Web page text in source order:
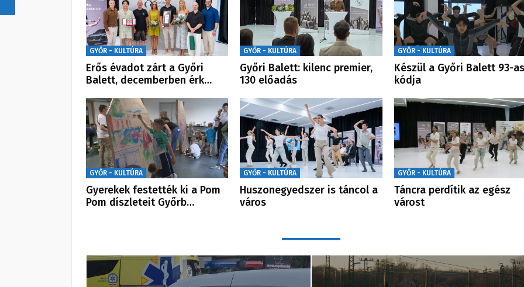
GYŐR - KULTÚRA
Erős évadot zárt a Győri
Balett, decemberben érk…
GYŐR - KULTÚRA
Győri Balett: kilenc premier,
130 előadás
GYŐR - KULTÚRA
Készül a Győri Balett 93-as
kódja
GYŐR - KULTÚRA
Gyerekek festették ki a Pom
Pom díszleteit Győrb…
GYŐR - KULTÚRA
Huszonegyedszer is táncol a
város
GYŐR - KULTÚRA
Táncra perdítik az egész
várost